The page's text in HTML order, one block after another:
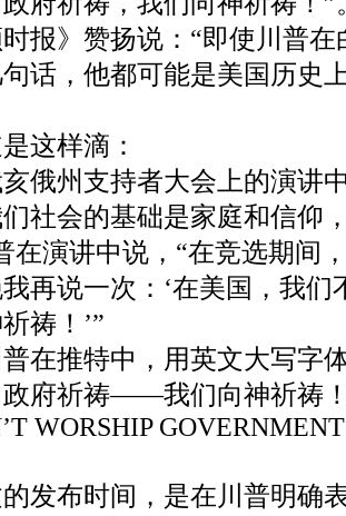
时报》赞扬说：“即使川普
话，他都可能是美国历史
这样滴：
俄州支持者大会上的演讲
社会的基础是家庭和信仰
在演讲中说，“在竞选期间
再说一次：‘在美国，我
祷！’”
在推特中，用英文大写字
府祈祷——我们向神祈祷
WORSHIP
发布时间，是在川普明确